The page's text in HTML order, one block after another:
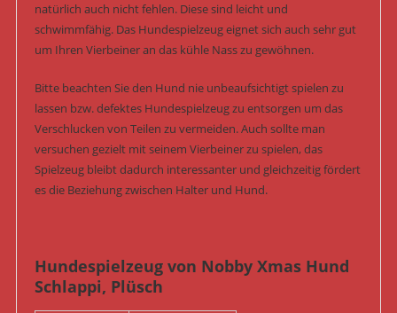
natürlich auch nicht fehlen. Diese sind leicht und
schwimmfähig. Das Hundespielzeug eignet sich auch sehr gut
um Ihren Vierbeiner an das kühle Nass zu gewöhnen.
Bitte beachten Sie den Hund nie unbeaufsichtigt spielen zu
lassen bzw. defektes Hundespielzeug zu entsorgen um das
Verschlucken von Teilen zu vermeiden. Auch sollte man
versuchen gezielt mit seinem Vierbeiner zu spielen, das
Spielzeug bleibt dadurch interessanter und gleichzeitig fördert
es die Beziehung zwischen Halter und Hund.
Hundespielzeug von Nobby Xmas Hund
Schlappi, Plüsch